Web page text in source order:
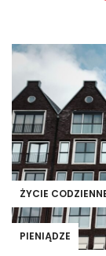
ŻYCIE
PIENIĄDZE